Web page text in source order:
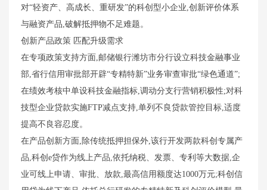
对“轻资产、高成长、重研发”的科创型小企业,创新评价体系
与融资产品,破解抵押物不足难题。
创新产品政策 匹配升级需求
在专项政策支持方面,邮储银行潍坊市分行设立科技金融事业
部,省行信用审批部开辟“专精特新”业务审查审批“绿色通道”;
在绩效考核中单设科技金融指标,调动分支行营销积极性;对科
技型企业贷款实施FTP减点支持,单列不良贷款管控目标,适度
提高不良容忍度。
在产品创新方面,除传统抵押担保外,该行开发两款科创专属产
品,科创e贷作为线上产品,依托纳税、发票、专利等大数据,企
业可线上申请、审批、放款,最高信用额度达1000万元;科创信